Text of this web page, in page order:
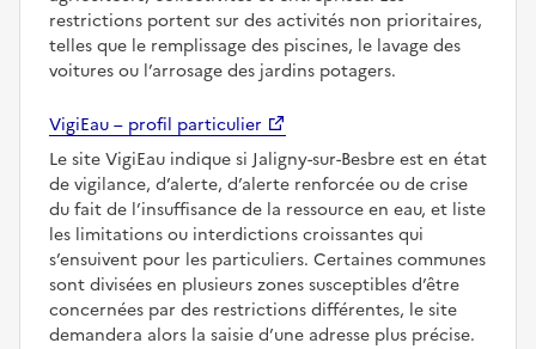
restrictions portent sur des activités non prioritaires,
telles que le remplissage des piscines, le lavage des
voitures ou l’arrosage des jardins potagers.
VigiEau – profil particulier
Le site VigiEau indique si Jaligny-sur-Besbre est en état
de vigilance, d’alerte, d’alerte renforcée ou de crise
du fait de l’insuffisance de la ressource en eau, et liste
les limitations ou interdictions croissantes qui
s’ensuivent pour les particuliers. Certaines communes
sont divisées en plusieurs zones susceptibles d’être
concernées par des restrictions différentes, le site
demandera alors la saisie d’une adresse plus précise.